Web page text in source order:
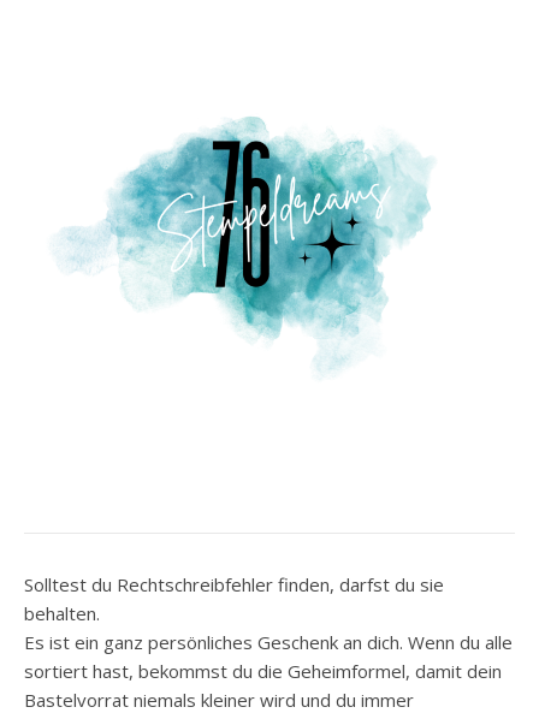
Solltest du Rechtschreibfehler finden, darfst du sie
behalten.
Es ist ein ganz persönliches Geschenk an dich. Wenn du alle
sortiert hast, bekommst du die Geheimformel, damit dein
Bastelvorrat niemals kleiner wird und du immer